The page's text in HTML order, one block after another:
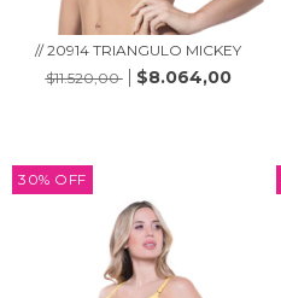
// 20914 TRIANGULO MICKEY
$11.520,00
$8.064,00
30% OFF